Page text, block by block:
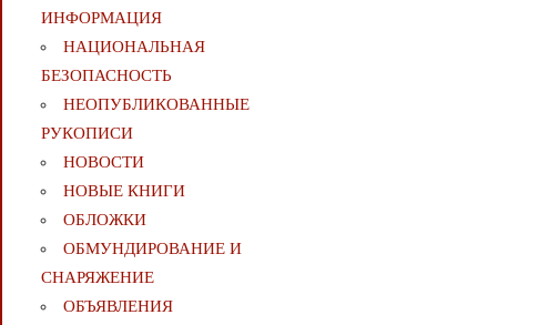
ИНФОРМАЦИЯ
НАЦИОНАЛЬНАЯ
БЕЗОПАСНОСТЬ
НЕОПУБЛИКОВАННЫЕ
РУКОПИСИ
НОВОСТИ
НОВЫЕ КНИГИ
ОБЛОЖКИ
ОБМУНДИРОВАНИЕ И
СНАРЯЖЕНИЕ
ОБЪЯВЛЕНИЯ